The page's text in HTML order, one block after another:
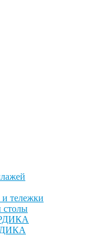
и тележки
столы